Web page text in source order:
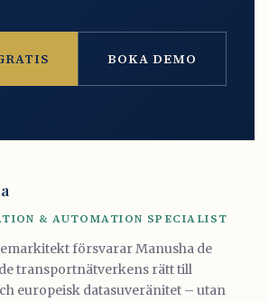
BOKA DEMO
& AUTOMATION SPECIALIST
försvarar Manusha de
transportnätverkens rätt till
europeisk datasuveränitet – utan